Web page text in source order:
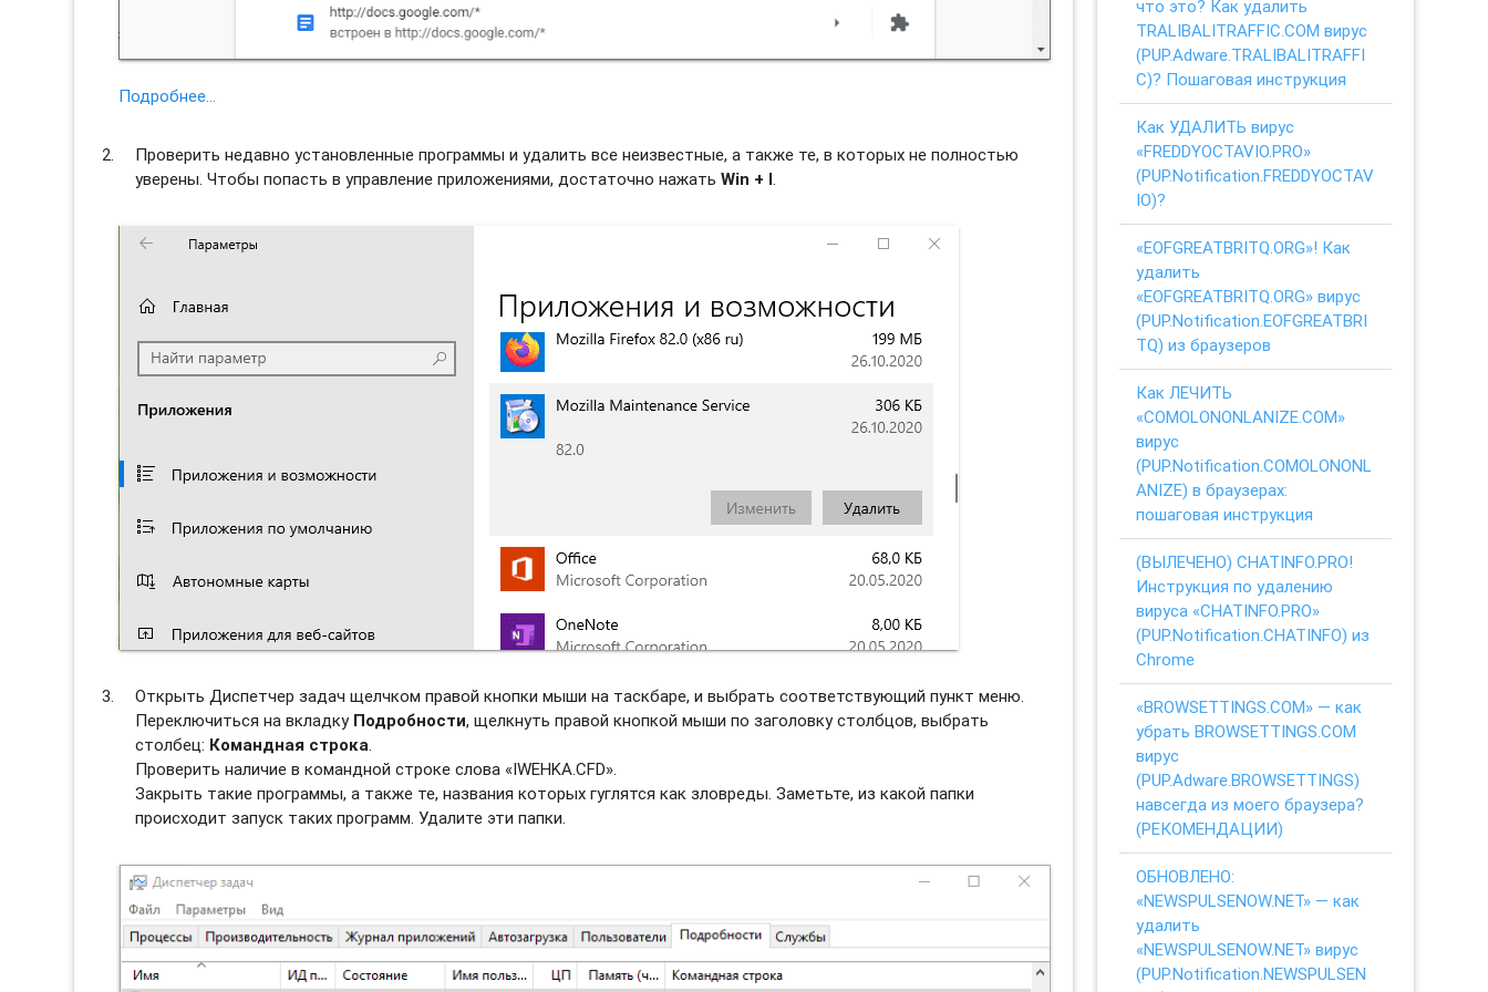
Подробнее…
Проверить недавно установленные программы и удалить все неизвестные, а также те, в которых не полностью
уверены. Чтобы попасть в управление приложениями, достаточно нажатьWin + I
Открыть Диспетчер задач щелчком правой кнопки мыши на таскбаре, и выбрать соотвeтствующий пункт меню.
Переключиться на вкладку Подробности, щелкнуть правой кнопкой мыши по заголовку столбцов, выбрать
столбец: Командная строка
Проверить наличие в командной строке слова «IWEHKA.CFD».
Закрыть такие программы, а также те, названия которых гуглятся как зловреды. Заметьте, из какой папки
происходит запуск таких программ. Удалите эти папки.
что это? Как удалить
TRALIBALITRAFFIC.COM вирус
(PUP.Adware.TRALIBALITRAFFI
C)? Пошаговая инструкция
Как УДАЛИТЬ вирус
«FREDDYOCTAVIO.PRO»
(PUP.Notification.FREDDYOCTAV
IO)?
«EOFGREATBRITQ.ORG»! Как
удалить
«EOFGREATBRITQ.ORG» вирус
(PUP.Notification.EOFGREATBRI
TQ) из браузеров
Как ЛЕЧИТЬ
«COMOLONONLANIZE.COM»
вирус
(PUP.Notification.COMOLONONL
ANIZE) в браузерах:
пошаговая инструкция
(ВЫЛЕЧЕНО) CHATINFO.PRO!
Инструкция по удалению
вируса «CHATINFO.PRO»
(PUP.Notification.CHATINFO) из
Chrome
«BROWSETTINGS.COM» — как
убрать BROWSETTINGS.COM
вирус
(PUP.Adware.BROWSETTINGS)
навсегда из моего браузера?
(РЕКОМЕНДАЦИИ)
ОБНОВЛЕНО:
«NEWSPULSENOW.NET» — как
удалить
«NEWSPULSENOW.NET» вирус
(PUP.Notification.NEWSPULSEN